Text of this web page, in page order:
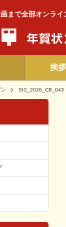
まで全部オンライ
挨
SIC_2026_CB_043